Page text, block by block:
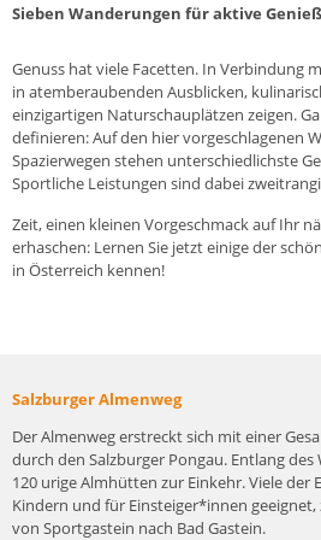
Sieben Wanderungen für aktive
Genuss hat viele Facetten. In Verbindung
in atemberaubenden Ausblicken,
einzigartigen Naturschauplätzen zeigen.
definieren: Auf den hier vorgeschlagenen
Spazierwegen stehen unterschiedlichste
Sportliche Leistungen sind dabei
Zeit, einen kleinen Vorgeschmack auf Ihr
erhaschen: Lernen Sie jetzt einige der
in Österreich kennen!
Salzburger Almenweg
Der Almenweg erstreckt sich mit einer
durch den Salzburger Pongau. Entlang des
120 urige Almhütten zur Einkehr. Viele der
Kindern und für Einsteiger*innen geeignet,
von Sportgastein nach Bad Gastein.